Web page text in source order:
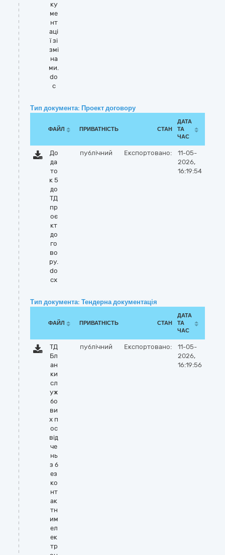
ку
ме
нт
аці
ї зі
змі
на
ми.
do
c
Тип документа: Проект договору
ФАЙЛ ПРИВАТНІСТЬ СТАН
ДАТА
ТА
ЧАС
До
да
то
к 5
до
ТД
пр
оє
кт
до
го
во
ру.
do
cx
публічний Експортовано:
11-05-
2026,
16:19:54
Тип документа: Тендерна документація
ФАЙЛ ПРИВАТНІСТЬ СТАН
ДАТА
ТА
ЧАС
ТД
Бл
ан
ки
сл
уж
бо
ви
х п
ос
від
че
нь
з б
ез
ко
нт
ак
тн
им
ел
ек
тр
публічний Експортовано:
11-05-
2026,
16:19:56